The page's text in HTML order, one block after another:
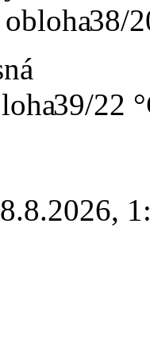
38/
39/22
8.8.2026,